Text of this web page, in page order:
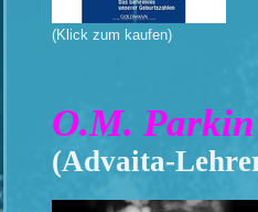
(Klick zum kaufen)
O.M. Parkin
(Advaita-